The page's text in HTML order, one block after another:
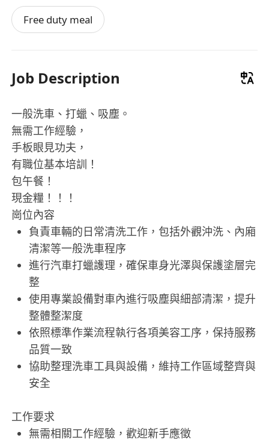
Free duty meal
Job Description
一般洗車、打蠟、吸塵。
無需工作經驗，
手板眼見功夫，
有職位基本培訓！
包午餐！
現金糧！！！
崗位內容
負責車輛的日常清洗工作，包括外觀沖洗、內廂
清潔等一般洗車程序
進行汽車打蠟護理，確保車身光澤與保護塗層完
整
使用專業設備對車內進行吸塵與細部清潔，提升
整體整潔度
依照標準作業流程執行各項美容工序，保持服務
品質一致
協助整理洗車工具與設備，維持工作區域整齊與
安全
工作要求
無需相關工作經驗，歡迎新手應徵